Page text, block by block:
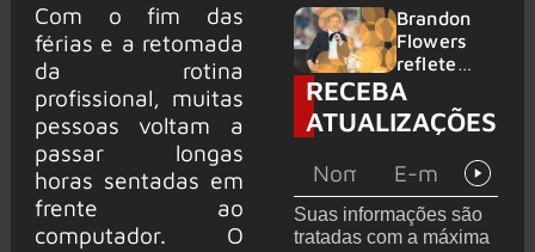
Com o fim das
férias e a retomada
da rotina
profissional, muitas
pessoas voltam a
passar longas
horas sentadas em
frente ao
computador. O
am Ring
2026
membros
do GHOST
e KORN
Brandon
Flowers
reflete
sobre o
futuro e
levanta
de de
deixar os
palcos
RECEBA
ATUALIZAÇÕES
Suas informações são
tratadas com a máxima